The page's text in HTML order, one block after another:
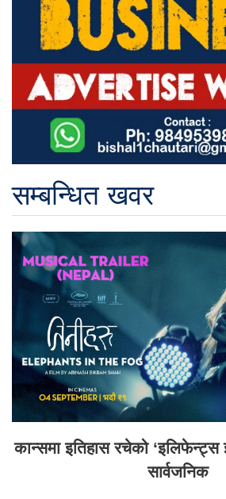
सम्बन्धित खवर
कान्समा इतिहास रचेको
सार्वजनिक